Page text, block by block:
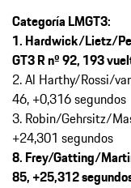
Categoría LMGT3:
1. Hardwick/Lietz/
GT3 R nº 92, 193
2. Al Harthy/Rossi/
46, +0,316 segundos
3. Robin/Gehrsitz/
+24,301 segundos
8. Frey/Gatting/
85, +25,312